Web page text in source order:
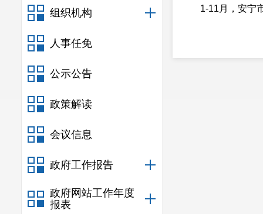
组织机构
人事任免
公示公告
政策解读
会议信息
政府工作报告
政府网站工作年度
报表
1-11月，安宁市